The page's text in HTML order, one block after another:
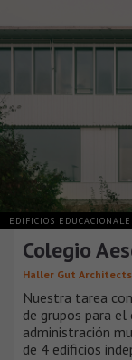
EDIFICIOS
Colegio
Haller Gut Architects
Nuestra tarea
de grupos para
administración
de 4 edificios